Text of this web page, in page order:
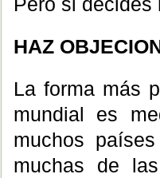
HAZ
La forma más
mundial es
muchos
muchas de